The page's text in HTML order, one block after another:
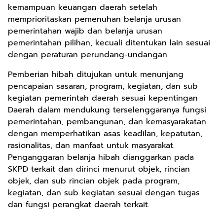
kemampuan keuangan daerah setelah
memprioritaskan pemenuhan belanja urusan
pemerintahan wajib dan belanja urusan
pemerintahan pilihan, kecuali ditentukan lain sesuai
dengan peraturan perundang-undangan.
Pemberian hibah ditujukan untuk menunjang
pencapaian sasaran, program, kegiatan, dan sub
kegiatan pemerintah daerah sesuai kepentingan
Daerah dalam mendukung terselenggaranya fungsi
pemerintahan, pembangunan, dan kemasyarakatan
dengan memperhatikan asas keadilan, kepatutan,
rasionalitas, dan manfaat untuk masyarakat.
Penganggaran belanja hibah dianggarkan pada
SKPD terkait dan dirinci menurut objek, rincian
objek, dan sub rincian objek pada program,
kegiatan, dan sub kegiatan sesuai dengan tugas
dan fungsi perangkat daerah terkait.